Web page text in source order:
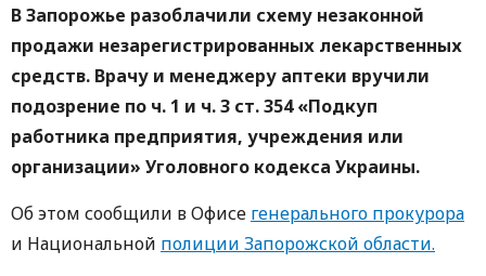
В Запорожье разоблачили схему незаконной
продажи незарегистрированных лекарственных
средств. Врачу и менеджеру аптеки вручили
подозрение по ч. 1 и ч. 3 ст. 354 «Подкуп
работника предприятия, учреждения или
организации» Уголовного кодекса Украины.
Об этом сообщили в Офисе генерального прокурора
и Национальной полиции Запорожской области.